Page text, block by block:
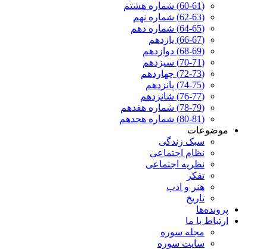
(60-61) شماره هشتم
(62-63) شماره نهم
(64-65) شماره دهم
(66-67) یازدهم
(68-69) دوازدهم
(70-71) سیزدهم
(72-73) چهاردهم
(74-75) پانزدهم
(76-77) شانزدهم
(78-79) شماره هفدهم
(80-81) شماره هجدهم
موضوعات
سبک زندگی
نظام اجتماعی
نظریه اجتماعی
تفکر
هنر و ادب
تاریخ
پرونده‌ها
ارتباط با ما
مجله سوره
سایت سوره